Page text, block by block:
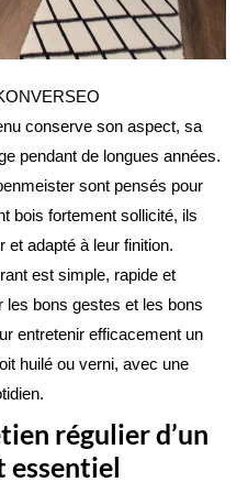
conserve son aspect, sa
pendant de longues années.
sont pensés pour
bois fortement sollicité, ils
et adapté à leur finition.
est simple, rapide et
les bons gestes et les bons
entretenir efficacement un
huilé ou verni, avec une
régulier d’un
essentiel